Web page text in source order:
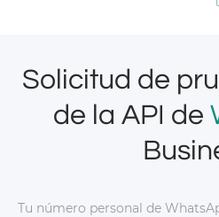
Solicitud de
de la API de
Tu número personal de